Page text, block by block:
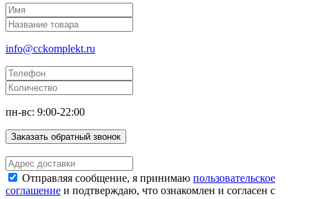
info@cckomplekt.ru
пн-вс: 9:00-22:00
Заказать обратный звонок
Отправляя сообщение, я принимаю пользовательское
соглашение и подтверждаю, что ознакомлен и согласен с